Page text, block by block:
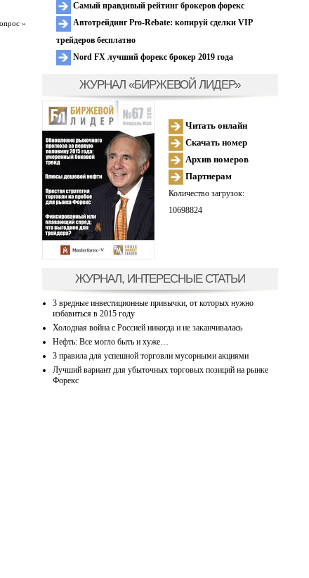
»
Самый правдивый рейтинг брокеров форекс
Автотрейдинг Pro-Rebate: копируй сделки VIP
трейдеров бесплатно
Nord FX лучший форекс брокер 2019 года
ЖУРНАЛ «БИРЖЕВОЙ ЛИДЕР»
Читать онлайн
Скачать номер
Архив номеров
Партнерам
Количество загрузок:
10698824
ЖУРНАЛ, ИНТЕРЕСНЫЕ СТАТЬИ
3 вредные инвестиционные привычки, от которых нужно
избавиться в 2015 году
Холодная война с Россией никогда и не заканчивалась
Нефть: Все могло быть и хуже…
3 правила для успешной торговли мусорными акциями
Лучший вариант для убыточных торговых позиций на рынке
Форекс